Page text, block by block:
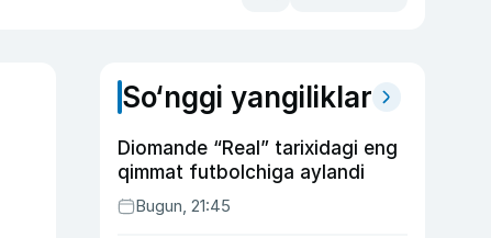
So‘nggi yangiliklar
Diomande “Real” tarixidagi eng
qimmat futbolchiga aylandi
Bugun, 21:45